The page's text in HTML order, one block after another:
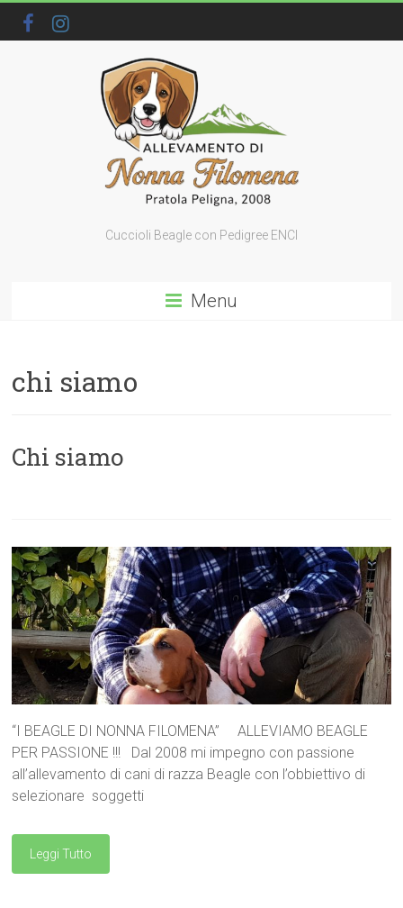
Cuccioli Beagle con Pedigree ENCI
Menu
chi siamo
Chi siamo
“I BEAGLE DI NONNA FILOMENA” ALLEVIAMO BEAGLE
PER PASSIONE !!! Dal 2008 mi impegno con passione
all’allevamento di cani di razza Beagle con l’obbiettivo di
selezionare soggetti
Leggi Tutto